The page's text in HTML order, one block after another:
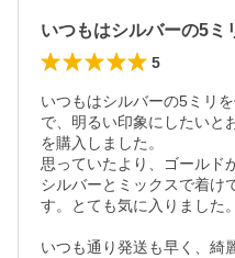
5
いつもはシルバーの5ミリ
で、明るい印象にしたいと
を購入しました。
思っていたより、ゴールド
シルバーとミックスで着け
す。とても気に入りました。
いつも通り発送も早く、綺